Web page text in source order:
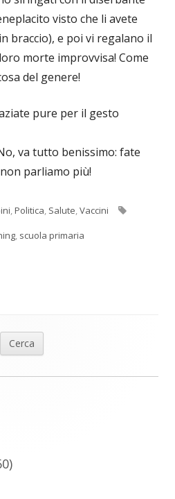
visto che li avete
braccio), e poi vi regalano il
morte improvvisa! Come
del genere!
pure per il gesto
va tutto benissimo: fate
parliamo più!
,Politica, Salute,Vaccini
, scuola primaria